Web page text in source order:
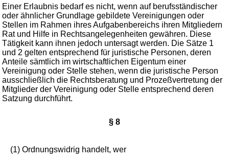
Einer Erlaubnis bedarf es nicht, wenn auf berufsständischer
oder ähnlicher Grundlage gebildete Vereinigungen oder
Stellen im Rahmen ihres Aufgabenbereichs ihren Mitgliedern
Rat und Hilfe in Rechtsangelegenheiten gewähren. Diese
Tätigkeit kann ihnen jedoch untersagt werden. Die Sätze 1
und 2 gelten entsprechend für juristische Personen, deren
Anteile sämtlich im wirtschaftlichen Eigentum einer
Vereinigung oder Stelle stehen, wenn die juristische Person
ausschließlich die Rechtsberatung und Prozeßvertretung der
Mitglieder der Vereinigung oder Stelle entsprechend deren
Satzung durchführt.
§ 8
(1) Ordnungswidrig handelt, wer